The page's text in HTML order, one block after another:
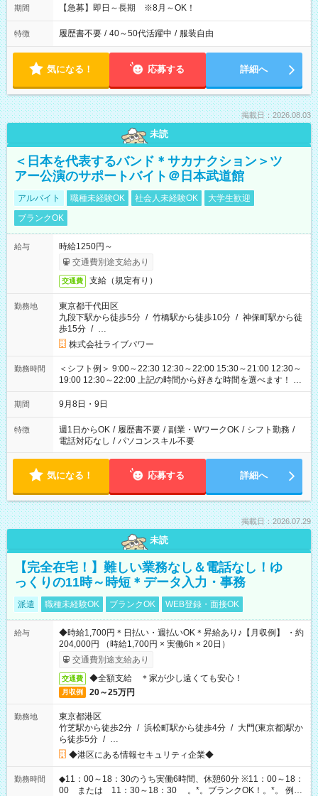
期間 【急募】即日～長期 ※8月～OK！
特徴 履歴書不要 / 40～50代活躍中 / 服装自由
気になる！ 応募する 詳細へ
掲載日：2026.08.03
未読
＜日本を代表するバンド＊サカナクション＞ツ
アー公演のサポートバイト＠日本武道館
アルバイト 職種未経験OK 社会人未経験OK
大学生歓迎
ブランクOK
給与
時給1250円～
交通費別途支給あり
交通費 支給（規定有り）
勤務地
東京都千代田区
九段下駅から徒歩5分 / 竹橋駅から徒歩10分 / 神保町駅から徒
歩15分 / …
株式会社ライブパワー
勤務時間
＜シフト例＞ 9:00～22:30 12:30～22:00 15:30～21:00 12:30～
19:00 12:30～22:00 上記の時間から好きな時間を選べます！ ※
時間は変更となる可能性があります
期間 9月8日・9日
特徴 週1日からOK / 履歴書不要 / 副業・WワークOK / シフト勤務 /
電話対応なし / パソコンスキル不要
気になる！ 応募する 詳細へ
掲載日：2026.07.29
未読
【完全在宅！】難しい業務なし＆電話なし！ゆ
っくりの11時～時短＊データ入力・事務
派遣 職種未経験OK ブランクOK WEB登録・面接OK
給与
◆時給1,700円＊日払い・週払いOK＊昇給あり♪【月収例】 ・約
204,000円 （時給1,700円 × 実働6h × 20日）
交通費別途支給あり
交通費 ◆全額支給 ＊家が少し遠くても安心！
月収例 20～25万円
勤務地
東京都港区
竹芝駅から徒歩2分 / 浜松町駅から徒歩4分 / 大門(東京都)駅か
ら徒歩5分 / …
◆港区にある情報セキュリティ企業◆
勤務時間
◆11：00～18：30のうち実働6時間、休憩60分 ※11：00～18：
00 または 11：30～18：30 。*。ブランクOK！。*。 例え